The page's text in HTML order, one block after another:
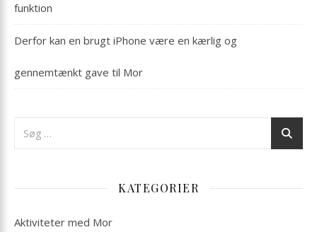
funktion
Derfor kan en brugt iPhone være en kærlig og
gennemtænkt gave til Mor
KATEGORIER
Aktiviteter med Mor